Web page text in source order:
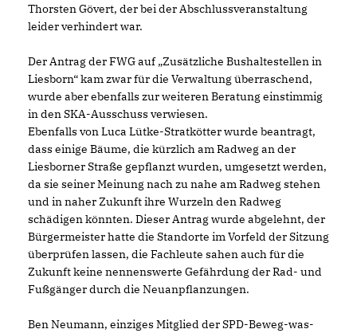
Thorsten Gövert, der bei der Abschlussveranstaltung
leider verhindert war.
Der Antrag der FWG auf „Zusätzliche Bushaltestellen in
Liesborn“ kam zwar für die Verwaltung überraschend,
wurde aber ebenfalls zur weiteren Beratung einstimmig
in den SKA-Ausschuss verwiesen.
Ebenfalls von Luca Lütke-Stratkötter wurde beantragt,
dass einige Bäume, die kürzlich am Radweg an der
Liesborner Straße gepflanzt wurden, umgesetzt werden,
da sie seiner Meinung nach zu nahe am Radweg stehen
und in naher Zukunft ihre Wurzeln den Radweg
schädigen könnten. Dieser Antrag wurde abgelehnt, der
Bürgermeister hatte die Standorte im Vorfeld der Sitzung
überprüfen lassen, die Fachleute sahen auch für die
Zukunft keine nennenswerte Gefährdung der Rad- und
Fußgänger durch die Neuanpflanzungen.
Ben Neumann, einziges Mitglied der SPD-Beweg-was-